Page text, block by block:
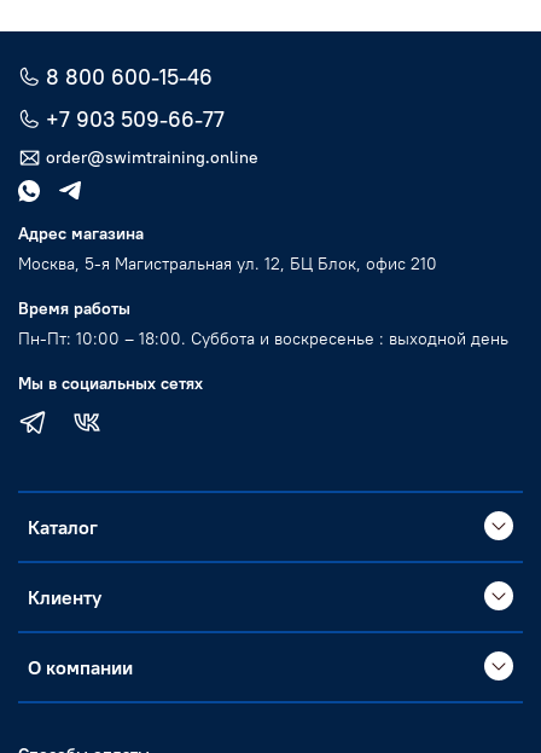
8 800 600-15-46
+7 903 509-66-77
order@swimtraining.online
Адрес магазина
Москва, 5-я Магистральная ул. 12, БЦ Блок, офис 210
Время работы
Пн-Пт: 10:00 – 18:00. Суббота и воскресенье : выходной день
Мы в социальных сетях
Каталог
Клиенту
О компании